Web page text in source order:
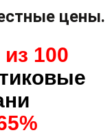
цены.
100